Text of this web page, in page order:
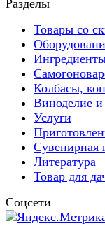
Разделы
Товары со
Колбасы,
Виноделие
Услуги
Сувенирная
Литература
Товар для
Соцсети